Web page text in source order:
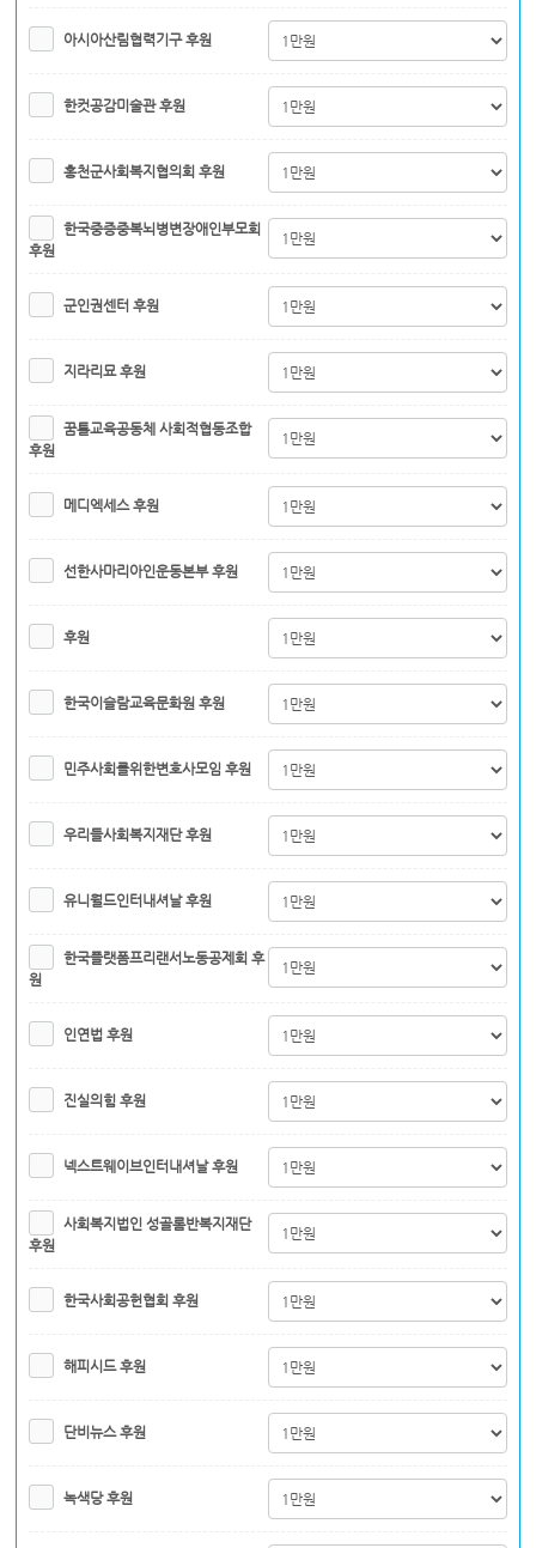
아시아산림협력기구 후원
한컷공감미술관 후원
홍천군사회복지협의회 후원
한국중증중복뇌병변장애인부모회
후원
군인권센터 후원
지라리묘 후원
꿈틀교육공동체 사회적협동조합
후원
메디엑세스 후원
선한사마리아인운동본부 후원
후원
한국이슬람교육문화원 후원
민주사회를위한변호사모임 후원
우리들사회복지재단 후원
유니월드인터내셔날 후원
한국플랫폼프리랜서노동공제회 후
원
인연법 후원
진실의힘 후원
넥스트웨이브인터내셔날 후원
사회복지법인 성골롬반복지재단
후원
한국사회공헌협회 후원
해피시드 후원
단비뉴스 후원
녹색당 후원